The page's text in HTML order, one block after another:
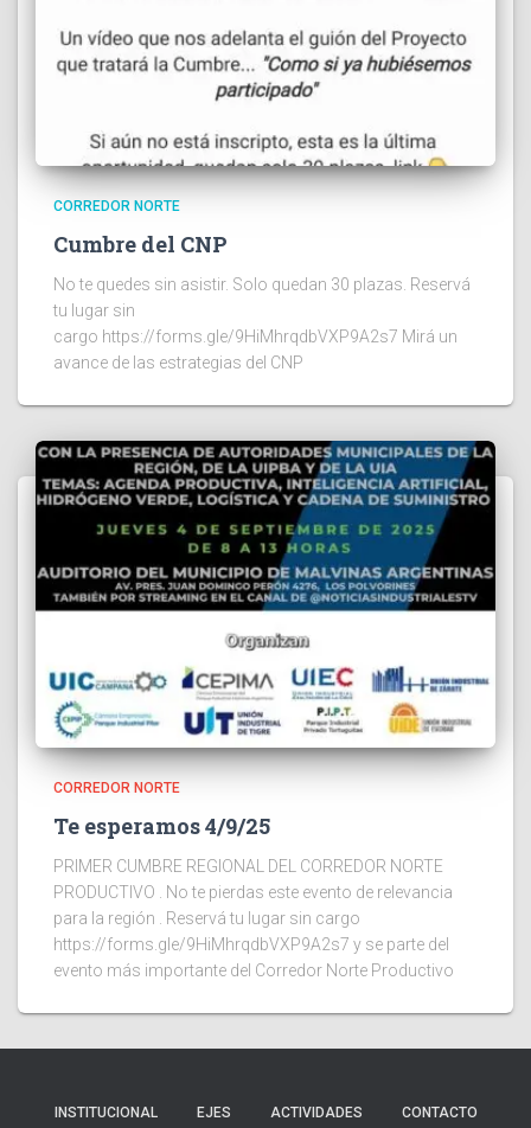
CORREDOR NORTE
Cumbre del CNP
No te quedes sin asistir. Solo quedan 30 plazas. Reservá
tu lugar sin
cargo https://forms.gle/9HiMhrqdbVXP9A2s7 Mirá un
avance de las estrategias del CNP
CORREDOR NORTE
Te esperamos 4/9/25
PRIMER CUMBRE REGIONAL DEL CORREDOR NORTE
PRODUCTIVO . No te pierdas este evento de relevancia
para la región . Reservá tu lugar sin cargo
https://forms.gle/9HiMhrqdbVXP9A2s7 y se parte del
evento más importante del Corredor Norte Productivo
INSTITUCIONAL EJES ACTIVIDADES CONTACTO